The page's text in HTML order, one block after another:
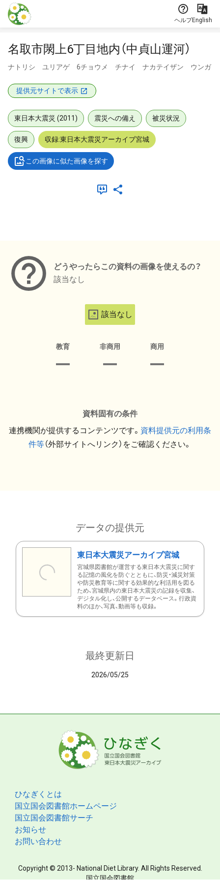
本文に飛ぶ
ヘルプEnglish
名取市閖上6丁目地内（中貞山運河）
ナトリシ ユリアゲ 6チョウメ チナイ ナカテイザン ウンガ
提供元サイトで表示
東日本大震災 (2011) 震災への備え 被災状況
復興 収録:東日本大震災アーカイブ宮城
この画像に似た画像を探す
どうやったらこの資料の画像を使えるの？
該当なし
該当なし
教育 非商用 商用
資料固有の条件
連携機関が提供するコンテンツです。 資料提供元の利用条
件等（外部サイトへリンク）をご確認ください。
データの提供元
東日本大震災アーカイブ宮城
宮城県図書館が運営する東日本大震災に関す
る記憶の風化を防ぐとともに、防災・減災対策
や防災教育等に関する効果的な利活用を図る
ため、宮城県内の東日本大震災の記録を収集、
デジタル化し、公開するデータベース。行政資
料のほか、写真、動画等も収録。
最終更新日
2026/05/25
ひなぎくとは
国立国会図書館ホームページ
国立国会図書館サーチ
お知らせ
お問い合わせ
Copyright © 2013- National Diet Library. All Rights Reserved.